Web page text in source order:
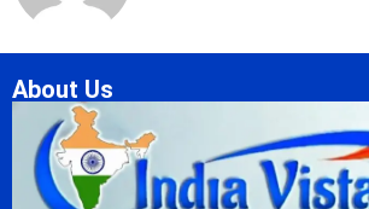
About Us